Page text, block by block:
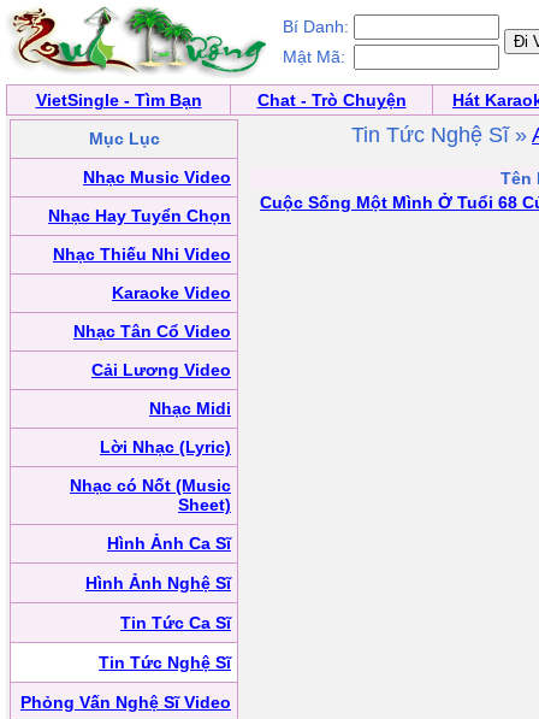
Bí Danh:
Mật Mã:
VietSingle - Tìm Bạn Chat - Trò Chuyện
Hát
Mục Lục
Nhạc Music Video
Nhạc Hay Tuyển Chọn
Nhạc Thiếu Nhi Video
Karaoke Video
Nhạc Tân Cổ Video
Cải Lương Video
Nhạc Midi
Lời Nhạc (Lyric)
Nhạc có Nốt (Music
Sheet)
Hình Ảnh Ca Sĩ
Hình Ảnh Nghệ Sĩ
Tin Tức Ca Sĩ
Tin Tức Nghệ Sĩ
Phỏng Vấn Nghệ Sĩ Video
Tin Tức Nghệ Sĩ »
Tên
Cuộc Sống Một Mình Ở Tuổi 68